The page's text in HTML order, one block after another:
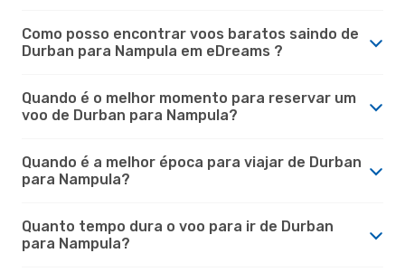
Como posso encontrar voos baratos saindo de
Durban para Nampula em eDreams ?
Quando é o melhor momento para reservar um
voo de Durban para Nampula?
Quando é a melhor época para viajar de Durban
para Nampula?
Quanto tempo dura o voo para ir de Durban
para Nampula?